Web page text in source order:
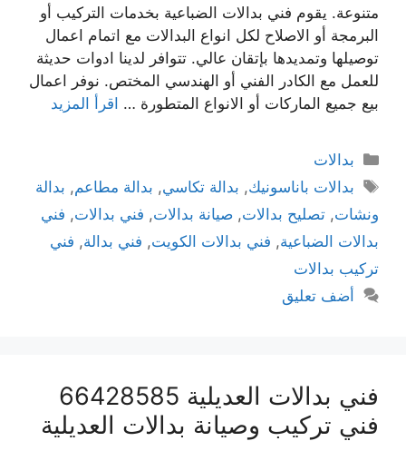
متنوعة. يقوم فني بدالات الضباعية بخدمات التركيب أو
البرمجة أو الاصلاح لكل انواع البدالات مع اتمام اعمال
توصيلها وتمديدها بإتقان عالي. تتوافر لدينا ادوات حديثة
للعمل مع الكادر الفني أو الهندسي المختص. نوفر اعمال
بيع جميع الماركات أو الانواع المتطورة … اقرأ المزيد
بدالات
بدالات باناسونيك, بدالة تكاسي, بدالة مطاعم, بدالة
ونشات, تصليح بدالات, صيانة بدالات, فني بدالات, فني
بدالات الضباعية, فني بدالات الكويت, فني بدالة, فني
تركيب بدالات
أضف تعليق
فني بدالات العديلية 66428585
فني تركيب وصيانة بدالات العديلية